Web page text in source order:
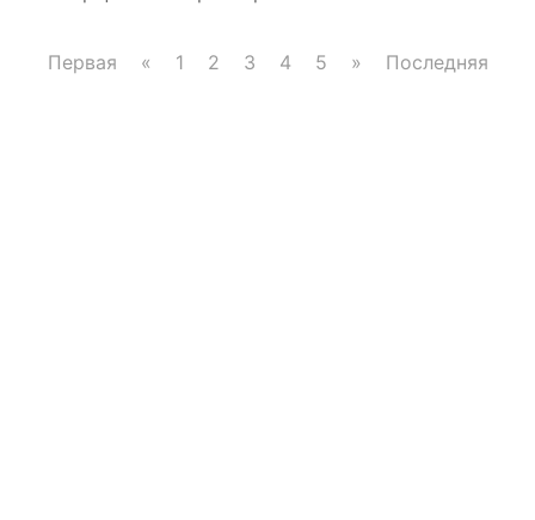
Первая « 1 2 3 4 5 » Последняя